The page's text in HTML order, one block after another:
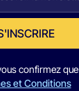
confirmez
et Conditions